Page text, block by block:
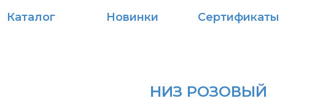
Сертификаты
Новинки
НИЗ РОЗОВЫЙ